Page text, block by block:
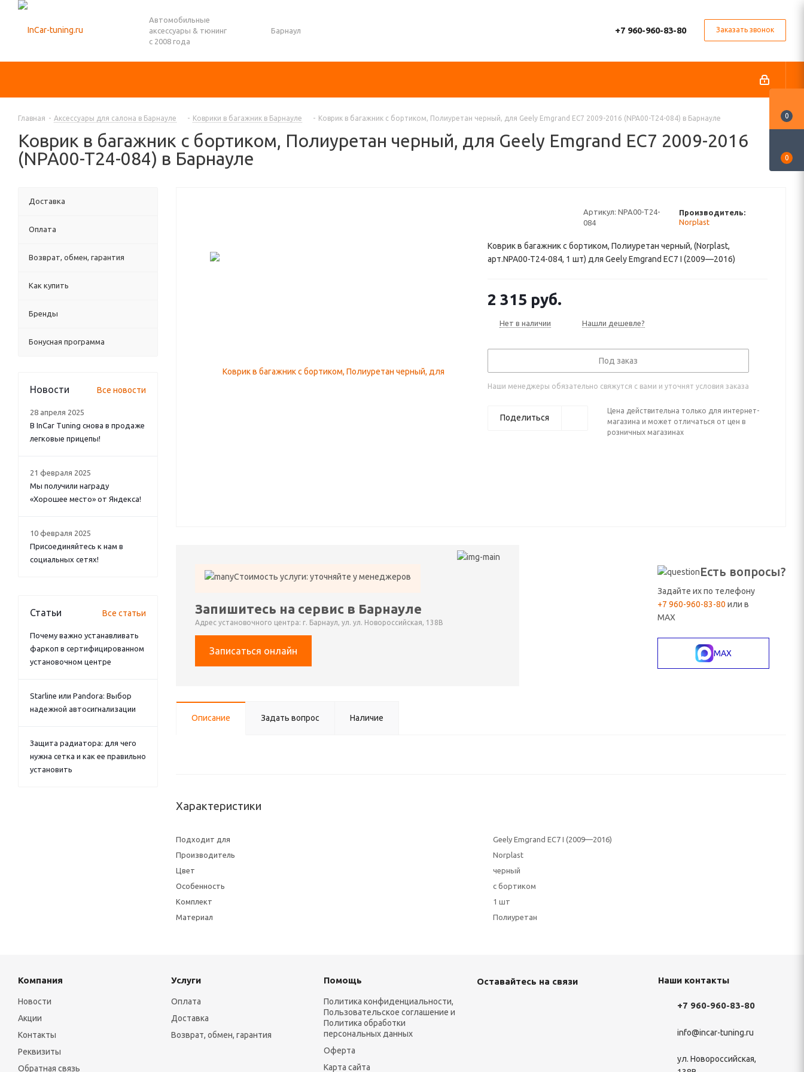
Автомобильные
аксессуары & тюнинг
с 2008 года
Барнаул +7 960-960-83-80 Заказать звонок
Главная - Аксессуары для салона в Барнауле - Коврики в багажник в Барнауле - Коврик в багажник с бортиком, Полиуретан черный, для Geely Emgrand EC7 2009-2016 (NPA00-T24-084) в Барнауле
Коврик в багажник с бортиком, Полиуретан черный, для Geely Emgrand EC7 2009-2016
(NPA00-T24-084) в Барнауле
Артикул: NPA00-T24-
084
Производитель:
Norplast
Коврик в багажник с бортиком, Полиуретан черный, (Norplast,
арт.NPA00-T24-084, 1 шт) для Geely Emgrand EC7 I (2009—2016)
2 315 руб.
Нет в наличии Нашли дешевле?
Под заказ
Наши менеджеры обязательно свяжутся с вами и уточнят условия заказа
Поделиться
Цена действительна только для интернет-
магазина и может отличаться от цен в
розничных магазинах
Стоимость услуги: уточняйте у менеджеров
Запишитесь на сервис в Барнауле
Адрес установочного центра: г. Барнаул, ул. ул. Новороссийская, 138В
Записаться онлайн
Есть вопросы?
Задайте их по телефону
+7 960-960-83-80 или в
MAX
MAX
Описание Задать вопрос Наличие
Характеристики
Подходит для
Geely Emgrand EC7 I (2009—2016)
Производитель
Norplast
Цвет
черный
Особенность
с бортиком
Комплект
1 шт
Материал
Полиуретан
Доставка
Оплата
Возврат, обмен, гарантия
Как купить
Бренды
Бонусная программа
Новости Все новости
28 апреля 2025
В InCar Tuning снова в продаже
легковые прицепы!
21 февраля 2025
Мы получили награду
«Хорошее место» от Яндекса!
10 февраля 2025
Присоединяйтесь к нам в
социальных сетях!
Статьи Все статьи
Почему важно устанавливать
фаркоп в сертифицированном
установочном центре
Starline или Pandora: Выбор
надежной автосигнализации
Защита радиатора: для чего
нужна сетка и как ее правильно
установить
Компания
Новости
Акции
Контакты
Реквизиты
Обратная связь
Услуги
Оплата
Доставка
Возврат, обмен, гарантия
Помощь
Политика конфиденциальности,
Пользовательское соглашение и
Политика обработки
персональных данных
Оферта
Карта сайта
Оставайтесь на связи Наши контакты
+7 960-960-83-80
info@incar-tuning.ru
ул. Новороссийская,
0
0